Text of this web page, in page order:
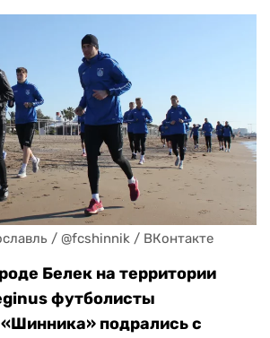
/ @fcshinnik / ВКонтакте
Белек на территории
футболисты
подрались с